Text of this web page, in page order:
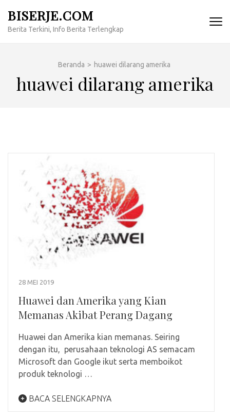
konten
BISERJE.COM
Berita Terkini, Info Berita Terlengkap
Beranda > huawei dilarang amerika
huawei dilarang amerika
28 MEI 2019
Huawei dan Amerika yang Kian
Memanas Akibat Perang Dagang
Huawei dan Amerika kian memanas. Seiring
dengan itu, perusahaan teknologi AS semacam
Microsoft dan Google ikut serta memboikot
produk teknologi …
BACA SELENGKAPNYA